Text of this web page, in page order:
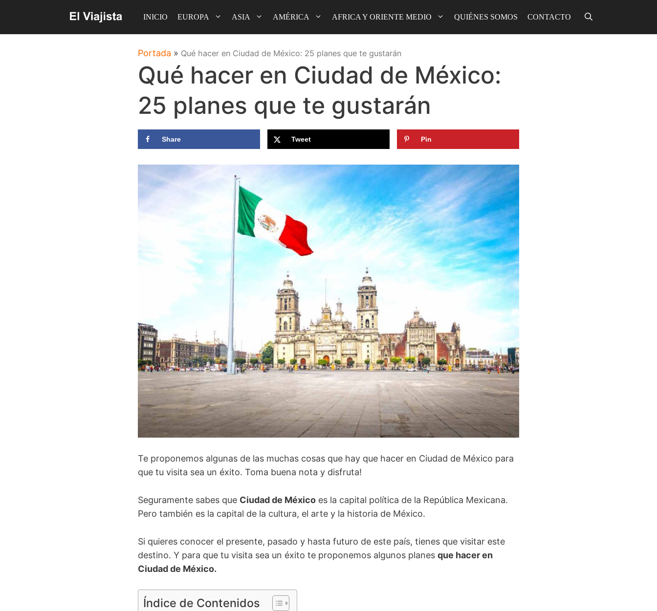
contenido
INICIO EUROPA ASIA AMÉRICA AFRICA Y ORIENTE MEDIO QUIÉNES SOMOS CONTACTO
Portada » Qué hacer en Ciudad de México: 25 planes que te gustarán
Qué hacer en Ciudad de México:
25 planes que te gustarán
Share Tweet Pin
Te proponemos algunas de las muchas cosas que hay que hacer en Ciudad de México para
que tu visita sea un éxito. Toma buena nota y disfruta!
Seguramente sabes que Ciudad de México es la capital política de la República Mexicana.
Pero también es la capital de la cultura, el arte y la historia de México.
Si quieres conocer el presente, pasado y hasta futuro de este país, tienes que visitar este
destino. Y para que tu visita sea un éxito te proponemos algunos planes que hacer en
Ciudad de México.
Índice de Contenidos